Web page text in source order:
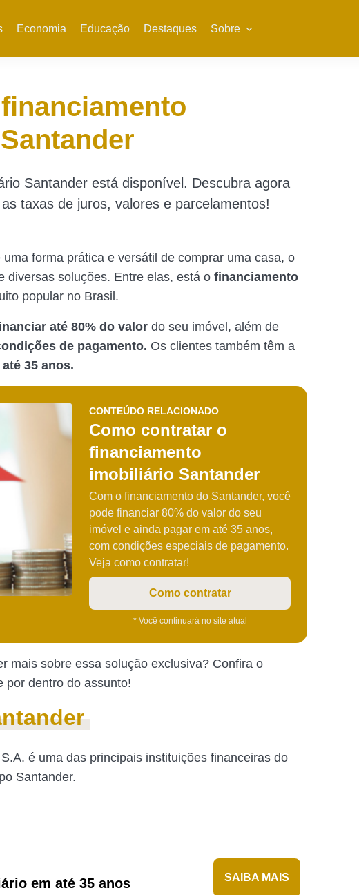
Economia Educação Destaques Sobre
Santander está disponível. Descubra agora
taxas de juros, valores e parcelamentos!
forma prática e versátil de comprar uma casa, o
diversas soluções. Entre elas, está o financiamento
popular no Brasil.
até 80% do valor do seu imóvel, além de
de pagamento. Os clientes também têm a
até 35 anos.
CONTEÚDO RELACIONADO
Como contratar o
financiamento
imobiliário Santander
Com o financiamento do Santander, você
pode financiar 80% do valor do seu
imóvel e ainda pagar em até 35 anos,
com condições especiais de pagamento.
Veja como contratar!
Como contratar
* Você continuará no site atual
mais sobre essa solução exclusiva? Confira o
por dentro do assunto!
é uma das principais instituições financeiras do
Santander.
em até 35 anos SAIBA MAIS